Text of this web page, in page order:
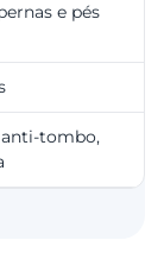
e pés
anti-tombo,